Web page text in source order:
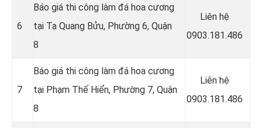
6
Báo giá thi công làm đá hoa cương
tại Tạ Quang Bửu, Phường 6, Quận
8
Liên hệ
0903.181.486
7
Báo giá thi công làm đá hoa cương
tại Phạm Thế Hiển, Phường 7, Quận
8
Liên hệ
0903.181.486